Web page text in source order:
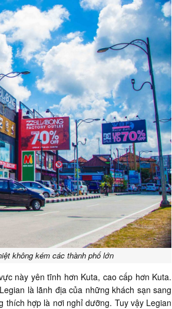
không kém các thành phố lớn
này yên tĩnh hơn Kuta, cao cấp hơn Kuta.
là lãnh địa của những khách sạn sang
thích hợp là nơi nghỉ dưỡng. Tuy vậy Legian